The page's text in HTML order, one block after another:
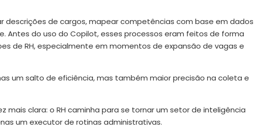
descrições de cargos, mapear competências com base em dados
Antes do uso do Copilot, esses processos eram feitos de forma
de RH, especialmente em momentos de expansão de vagas e
um salto de eficiência, mas também maior precisão na coleta e
mais clara: o RH caminha para se tornar um setor de inteligência
um executor de rotinas administrativas.